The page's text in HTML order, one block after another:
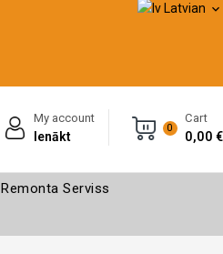
Latvian 
0
Cart
0,00 €
My account
Ienākt
Remonta Serviss